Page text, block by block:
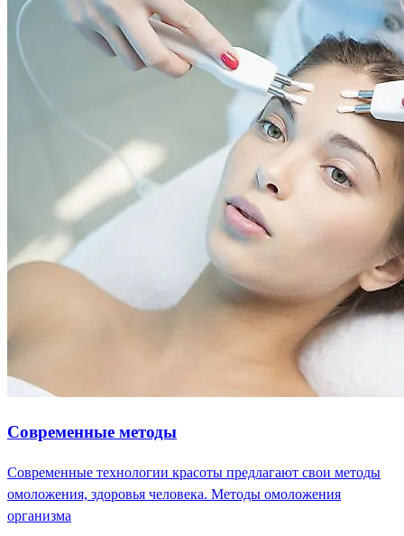
Современные методы
Современные технологии красоты предлагают свои методы
омоложения, здоровья человека. Методы омоложения
организма